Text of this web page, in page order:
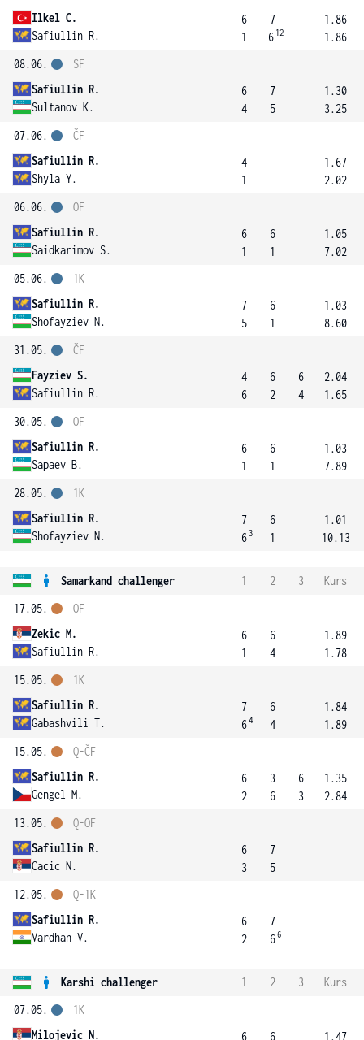
Ilkel C.
Safiullin R.
6
1
7
6 12
1.86
1.86
08.06.
Safiullin R.
Sultanov K.
SF
6
4
7
5
1.30
3.25
07.06.
Safiullin R.
Shyla Y.
ČF
4
1
1.67
2.02
06.06.
Safiullin R.
Saidkarimov S.
OF
6
1
6
1
1.05
7.02
05.06.
Safiullin R.
Shofayziev N.
1K
7
5
6
1
1.03
8.60
31.05.
Fayziev S.
Safiullin R.
ČF
4
6
6
2
6
4
2.04
1.65
30.05.
Safiullin R.
Sapaev B.
OF
6
1
6
1
1.03
7.89
28.05.
Safiullin R.
Shofayziev N.
1K
7
6 3
6
1
1.01
10.13
Samarkand challenger 1 2 3
Kurs
17.05.
Zekic M.
Safiullin R.
OF
6
1
6
4
1.89
1.78
15.05.
Safiullin R.
Gabashvili T.
1K
7
64
6
4
1.84
1.89
15.05.
Safiullin R.
Gengel M.
Q-ČF
6
2
3
6
6
3
1.35
2.84
13.05.
Safiullin R.
Cacic N.
Q-OF
6
3
7
5
12.05.
Safiullin R.
Vardhan V.
Q-1K
6
2
7
66
Karshi challenger 1 2 3
Kurs
07.05.
Milojevic N.
1K
6
6 1.47